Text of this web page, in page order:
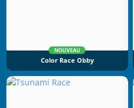
NOUVEAU
Color Race Obby